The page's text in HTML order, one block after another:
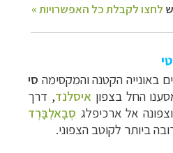
סי
החל בצפון איסלנד, דרך
אל ארכיפלג סְבָאלְבָּרְד
ביותר לקוטב הצפוני.